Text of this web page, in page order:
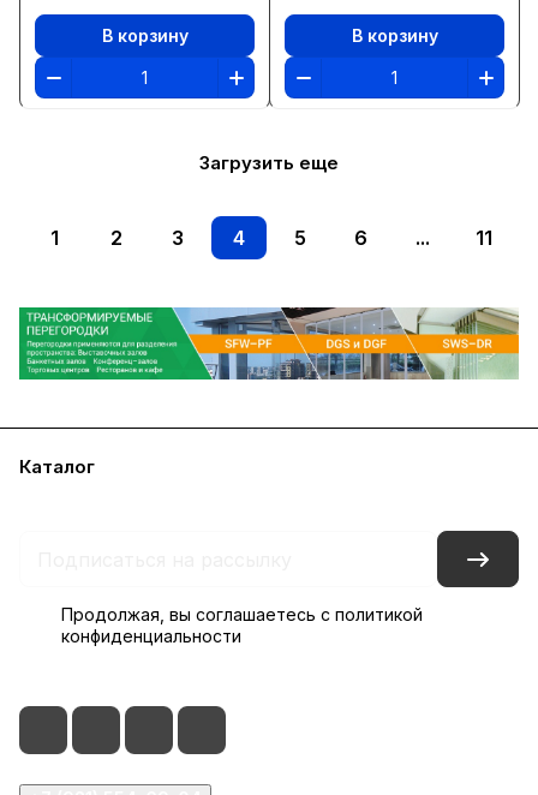
В корзину В корзину
Загрузить еще
1 2 3 4 5 6 ... 11
Каталог
Продолжая, вы соглашаетесь с политикой
конфиденциальности